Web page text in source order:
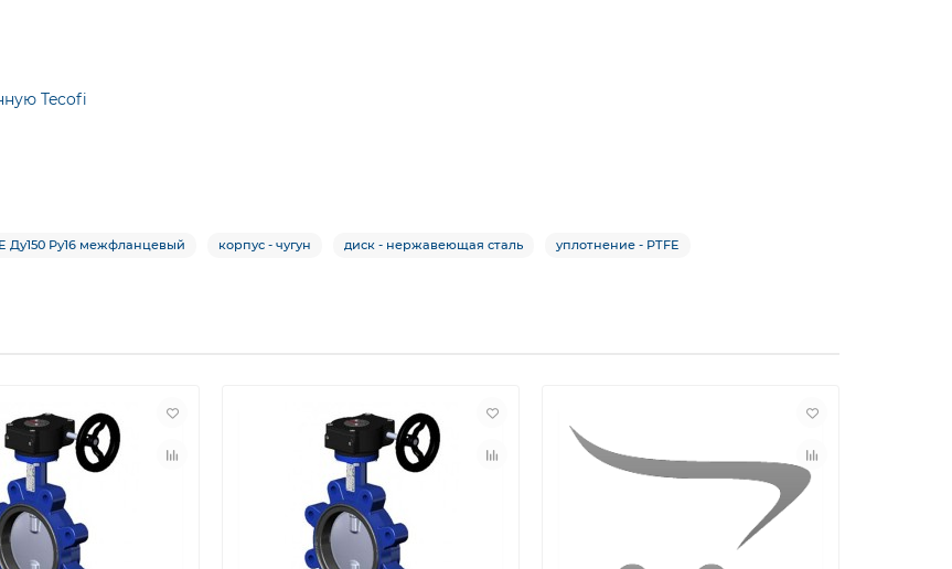
Tecofi
Ду150 Ру16 межфланцевый корпус - чугун диск - нержавеющая сталь уплотнение - PTFE